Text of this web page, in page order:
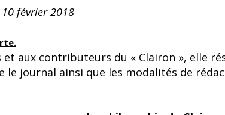
février 2018
et aux contributeurs du « Clairon », elle
le journal ainsi que les modalités de